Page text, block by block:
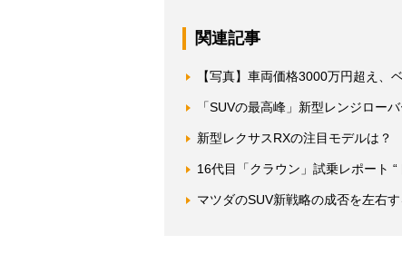
関連記事
【写真】車両価格3000万円超え、
「SUVの最高峰」新型レンジロー
新型レクサスRXの注目モデルは
16代目「クラウン」試乗レポート
マツダのSUV新戦略の成否を左右